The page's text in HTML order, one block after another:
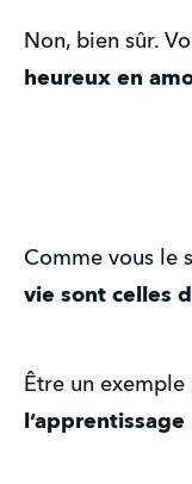
heureux en
Comme vous le
vie sont celles